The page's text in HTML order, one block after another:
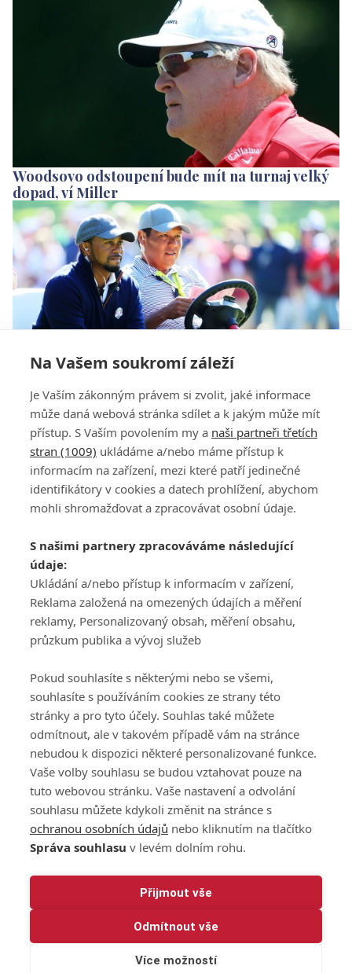
Na Vašem soukromí záleží
Je Vaším zákonným právem si zvolit, jaké informace
může daná webová stránka sdílet a k jakým může mít
přístup. S Vaším povolením my a naši partneři třetích
stran (1009) ukládáme a/nebo máme přístup k
informacím na zařízení, mezi které patří jedinečné
identifikátory v cookies a datech prohlížení, abychom
mohli shromažďovat a zpracovávat osobní údaje.
S našimi partnery zpracováváme následující
údaje:
Ukládání a/nebo přístup k informacím v zařízení,
Reklama založená na omezených údajích a měření
reklamy, Personalizovaný obsah, měření obsahu,
průzkum publika a vývoj služeb
Pokud souhlasíte s některými nebo se všemi,
souhlasíte s používáním cookies ze strany této
stránky a pro tyto účely. Souhlas také můžete
odmítnout, ale v takovém případě vám na stránce
nebudou k dispozici některé personalizované funkce.
Vaše volby souhlasu se budou vztahovat pouze na
tuto webovou stránku. Vaše nastavení a odvolání
souhlasu můžete kdykoli změnit na stránce s
ochranou osobních údajů nebo kliknutím na tlačítko
Správa souhlasu v levém dolním rohu.
Přijmout vše
Odmítnout vše
Více možností
Woodsovo odstoupení bude mít na turnaj velký
dopad, ví Miller
Tiger měl pocit, že jeho hra není dobrá, tvrdí
Woodsův přítel
Všeobecné obchodní
podmínky služby
GolfExtra.cz Premium
Podmínky zpracování
osobních údajů při
GolfExtra
Ceník GolfExtra.cz
Premium
Doporučené odkazy
ATV CZ, s.r.o.
140 00 Praha 4
Editor
Honza Fait
+420 723 898 969
fait@golfextra.cz
Obchod
Edita Hanušová
+420 724 150 784
hanusova@relmost.cz
Pavel Poulíček